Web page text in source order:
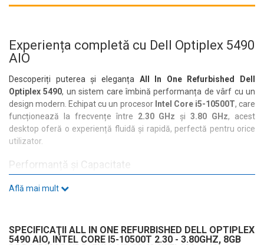
Experiența completă cu Dell Optiplex 5490
AIO
Descoperiți puterea și eleganța All In One Refurbished Dell
Optiplex 5490, un sistem care îmbină performanța de vârf cu un
design modern. Echipat cu un procesor Intel Core i5-10500T, care
funcționează la frecvențe între 2.30 GHz și3.80 GHz, acest
desktop oferă o experiență fluidă și rapidă, perfectă pentru orice
utilizator.
Performanță și Capacitate
Cu 8GB DDR4
față oricărei provocări.
Află mai mult
SPECIFICAŢII ALL IN ONE REFURBISHED DELL OPTIPLEX
5490 AIO, INTEL CORE I5-10500T 2.30 - 3.80GHZ, 8GB